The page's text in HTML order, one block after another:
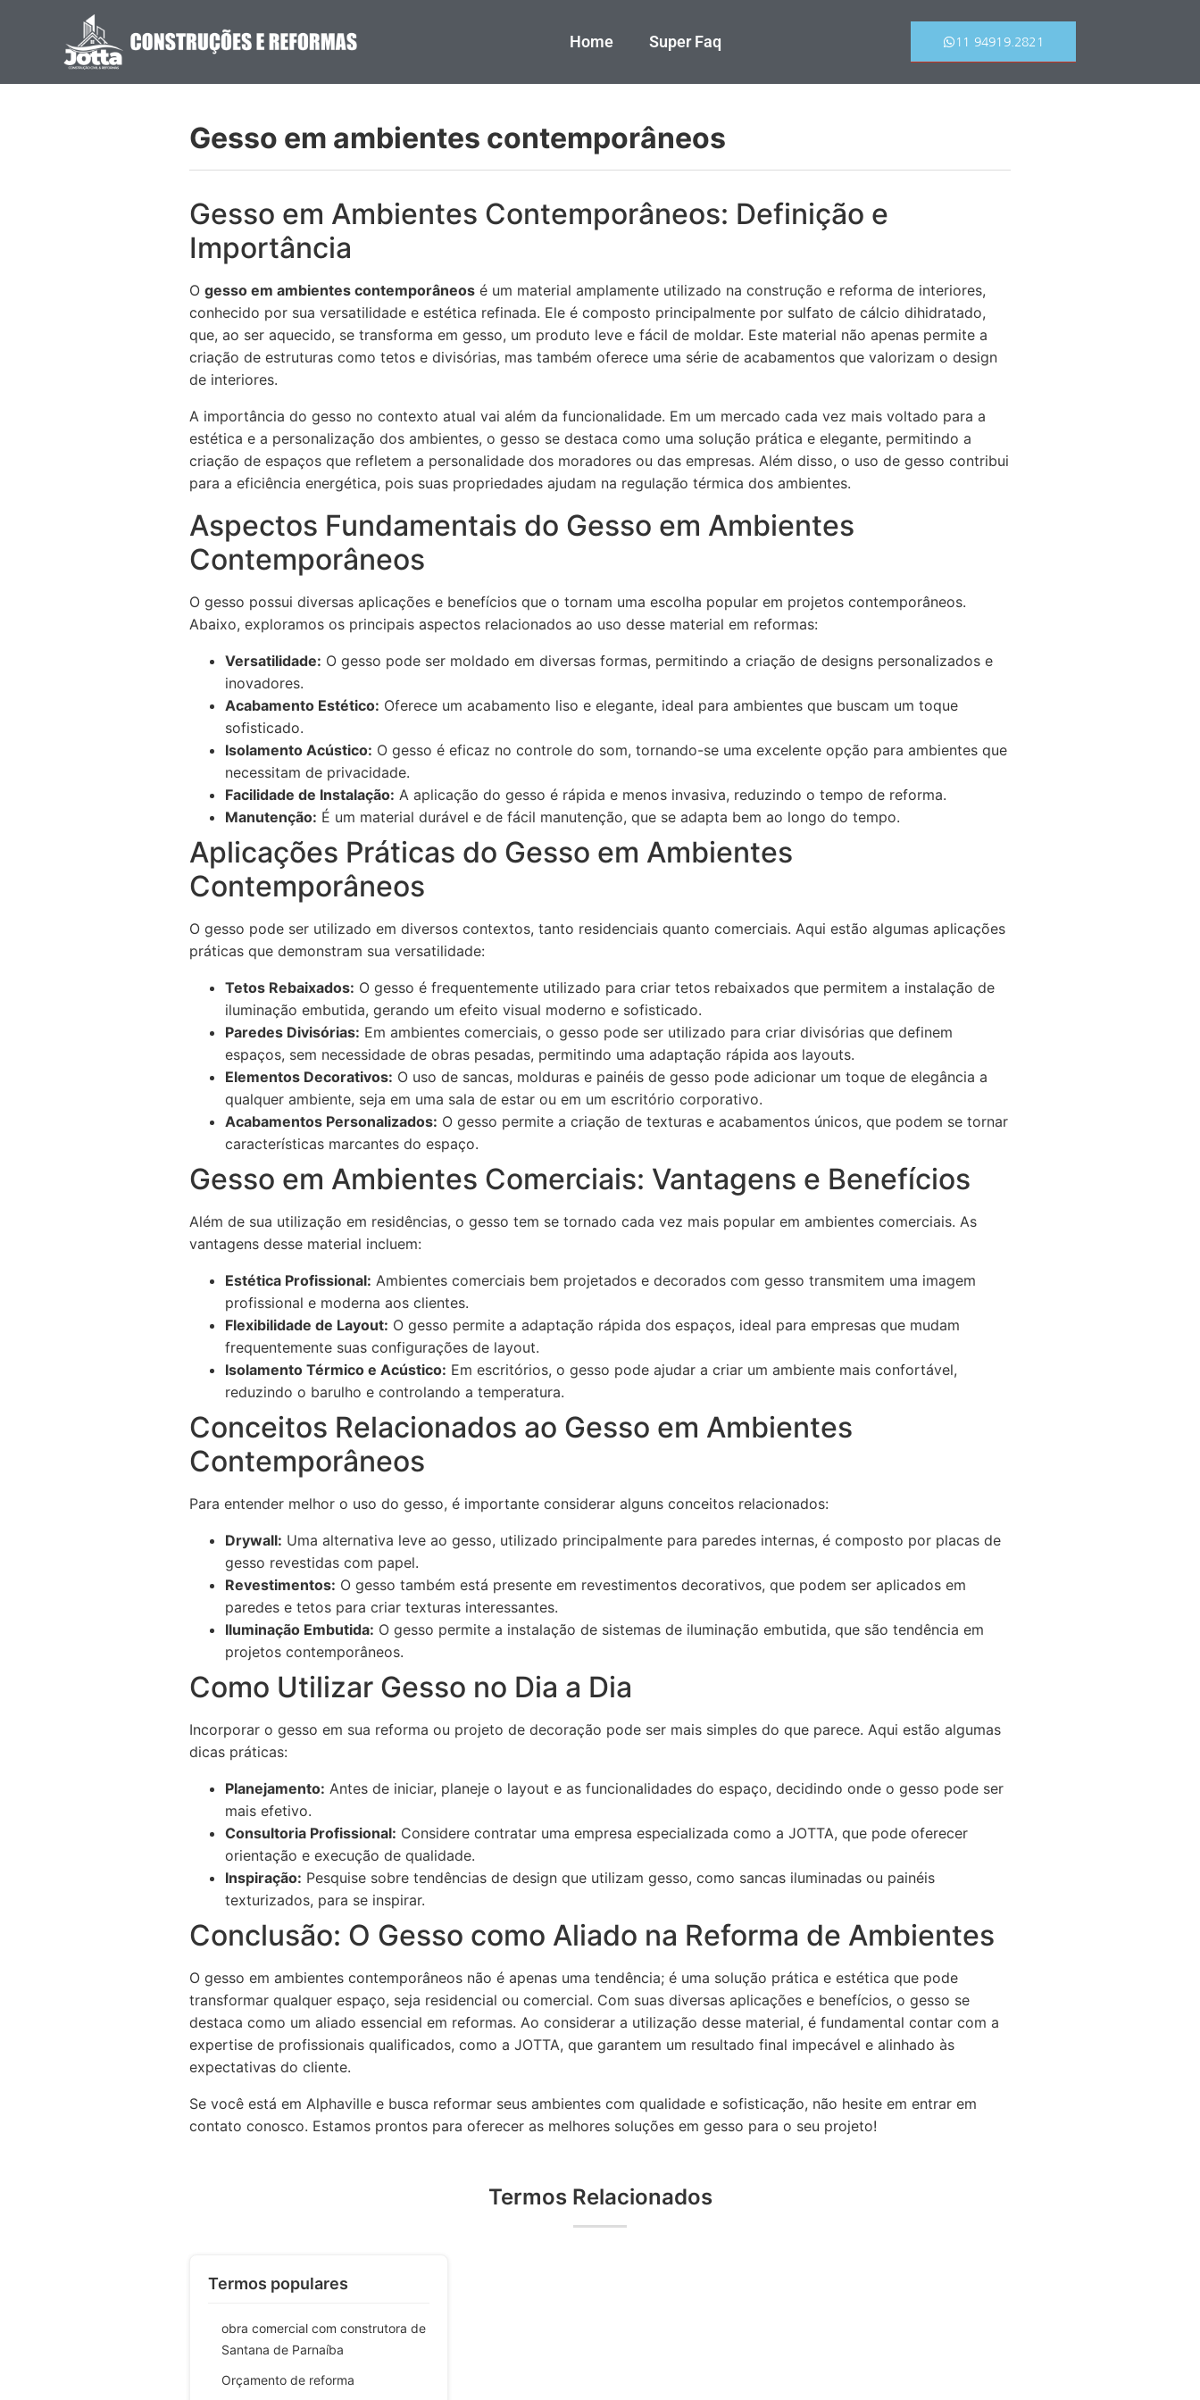
Home Super Faq 11 94919.2821
Gesso em ambientes contemporâneos
Gesso em Ambientes Contemporâneos: Definição e
Importância
O gesso em ambientes contemporâneos é um material amplamente utilizado na construção e reforma de interiores,
conhecido por sua versatilidade e estética refinada. Ele é composto principalmente por sulfato de cálcio dihidratado,
que, ao ser aquecido, se transforma em gesso, um produto leve e fácil de moldar. Este material não apenas permite a
criação de estruturas como tetos e divisórias, mas também oferece uma série de acabamentos que valorizam o design
de interiores.
A importância do gesso no contexto atual vai além da funcionalidade. Em um mercado cada vez mais voltado para a
estética e a personalização dos ambientes, o gesso se destaca como uma solução prática e elegante, permitindo a
criação de espaços que refletem a personalidade dos moradores ou das empresas. Além disso, o uso de gesso contribui
para a eficiência energética, pois suas propriedades ajudam na regulação térmica dos ambientes.
Aspectos Fundamentais do Gesso em Ambientes
Contemporâneos
O gesso possui diversas aplicações e benefícios que o tornam uma escolha popular em projetos contemporâneos.
Abaixo, exploramos os principais aspectos relacionados ao uso desse material em reformas:
Versatilidade: O gesso pode ser moldado em diversas formas, permitindo a criação de designs personalizados e
inovadores.
Acabamento Estético: Oferece um acabamento liso e elegante, ideal para ambientes que buscam um toque
sofisticado.
Isolamento Acústico: O gesso é eficaz no controle do som, tornando-se uma excelente opção para ambientes que
necessitam de privacidade.
Facilidade de Instalação: A aplicação do gesso é rápida e menos invasiva, reduzindo o tempo de reforma.
Manutenção: É um material durável e de fácil manutenção, que se adapta bem ao longo do tempo.
Aplicações Práticas do Gesso em Ambientes
Contemporâneos
O gesso pode ser utilizado em diversos contextos, tanto residenciais quanto comerciais. Aqui estão algumas aplicações
práticas que demonstram sua versatilidade:
Tetos Rebaixados: O gesso é frequentemente utilizado para criar tetos rebaixados que permitem a instalação de
iluminação embutida, gerando um efeito visual moderno e sofisticado.
Paredes Divisórias: Em ambientes comerciais, o gesso pode ser utilizado para criar divisórias que definem
espaços, sem necessidade de obras pesadas, permitindo uma adaptação rápida aos layouts.
Elementos Decorativos: O uso de sancas, molduras e painéis de gesso pode adicionar um toque de elegância a
qualquer ambiente, seja em uma sala de estar ou em um escritório corporativo.
Acabamentos Personalizados: O gesso permite a criação de texturas e acabamentos únicos, que podem se tornar
características marcantes do espaço.
Gesso em Ambientes Comerciais: Vantagens e Benefícios
Além de sua utilização em residências, o gesso tem se tornado cada vez mais popular em ambientes comerciais. As
vantagens desse material incluem:
Estética Profissional: Ambientes comerciais bem projetados e decorados com gesso transmitem uma imagem
profissional e moderna aos clientes.
Flexibilidade de Layout: O gesso permite a adaptação rápida dos espaços, ideal para empresas que mudam
frequentemente suas configurações de layout.
Isolamento Térmico e Acústico: Em escritórios, o gesso pode ajudar a criar um ambiente mais confortável,
reduzindo o barulho e controlando a temperatura.
Conceitos Relacionados ao Gesso em Ambientes
Contemporâneos
Para entender melhor o uso do gesso, é importante considerar alguns conceitos relacionados:
Drywall: Uma alternativa leve ao gesso, utilizado principalmente para paredes internas, é composto por placas de
gesso revestidas com papel.
Revestimentos: O gesso também está presente em revestimentos decorativos, que podem ser aplicados em
paredes e tetos para criar texturas interessantes.
Iluminação Embutida: O gesso permite a instalação de sistemas de iluminação embutida, que são tendência em
projetos contemporâneos.
Como Utilizar Gesso no Dia a Dia
Incorporar o gesso em sua reforma ou projeto de decoração pode ser mais simples do que parece. Aqui estão algumas
dicas práticas:
Planejamento: Antes de iniciar, planeje o layout e as funcionalidades do espaço, decidindo onde o gesso pode ser
mais efetivo.
Consultoria Profissional: Considere contratar uma empresa especializada como a JOTTA, que pode oferecer
orientação e execução de qualidade.
Inspiração: Pesquise sobre tendências de design que utilizam gesso, como sancas iluminadas ou painéis
texturizados, para se inspirar.
Conclusão: O Gesso como Aliado na Reforma de Ambientes
O gesso em ambientes contemporâneos não é apenas uma tendência; é uma solução prática e estética que pode
transformar qualquer espaço, seja residencial ou comercial. Com suas diversas aplicações e benefícios, o gesso se
destaca como um aliado essencial em reformas. Ao considerar a utilização desse material, é fundamental contar com a
expertise de profissionais qualificados, como a JOTTA, que garantem um resultado final impecável e alinhado às
expectativas do cliente.
Se você está em Alphaville e busca reformar seus ambientes com qualidade e sofisticação, não hesite em entrar em
contato conosco. Estamos prontos para oferecer as melhores soluções em gesso para o seu projeto!
Termos Relacionados
Termos populares
obra comercial com construtora de
Santana de Parnaíba
Orçamento de reforma